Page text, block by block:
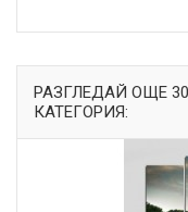
РАЗГЛЕДАЙ ОЩЕ
КАТЕГОРИЯ: